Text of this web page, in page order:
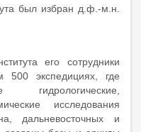
был избран д.ф.-м.н.
его сотрудники
экспедициях, где
гидрологические,
исследования
дальневосточных и